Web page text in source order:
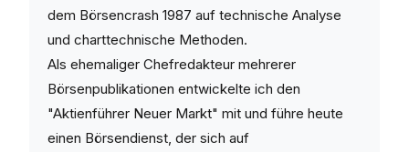
dem Börsencrash 1987 auf technische Analyse
und charttechnische Methoden.
Als ehemaliger Chefredakteur mehrerer
Börsenpublikationen entwickelte ich den
"Aktienführer Neuer Markt" mit und führe heute
einen Börsendienst, der sich auf